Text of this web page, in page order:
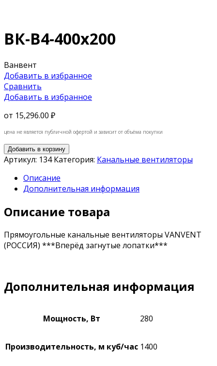
ВК-В4-400х200
Ванвент
Добавить в избранное
Сравнить
Добавить в избранное
от 15,296.00 ₽
цена не является публичной офертой и зависит от объёма покупки
Добавить в корзину
Артикул: 134 Категория: Канальные вентиляторы
Описание
Дополнительная информация
Описание товара
Прямоугольные канальные вентиляторы VANVENT
(РОССИЯ) ***Вперёд загнутые лопатки***
Дополнительная информация
Мощность, Вт 280
Производительность, м куб/час 1400